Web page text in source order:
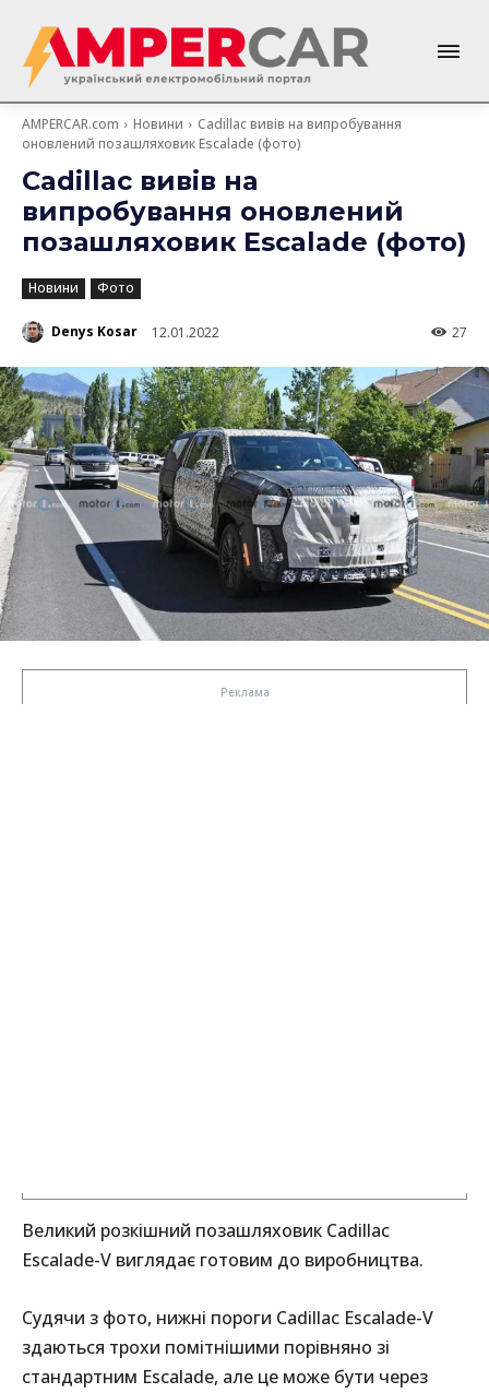
AMPERCAR.com Новини
Cadillac вивів на випробування
оновлений позашляховик Escalade (фото)
Cadillac вивів на
випробування оновлений
позашляховик Escalade (фото)
Новини Фото
Denys Kosar 12.01.2022 27
Великий розкішний позашляховик Cadillac
Escalade-V виглядає готовим до виробництва.
Судячи з фото, нижні пороги Cadillac Escalade-V
здаються трохи помітнішими порівняно зі
стандартним Escalade, але це може бути через